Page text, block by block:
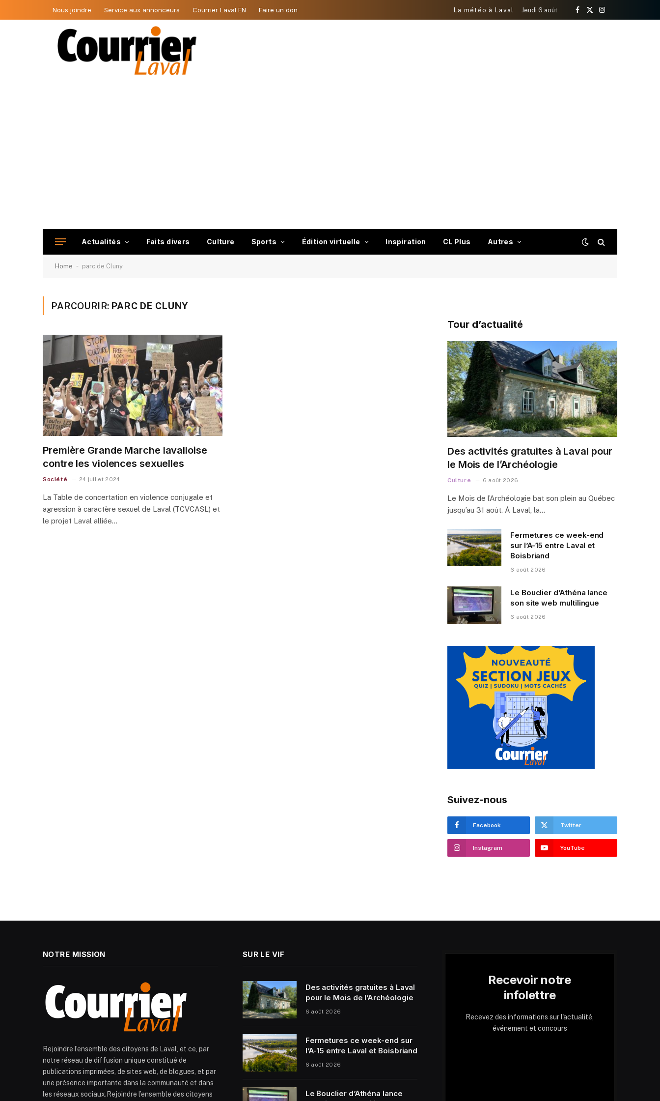
Nous joindre Service aux annonceurs Courrier Laval EN Faire un don La météo à Laval Jeudi 6 août
Facebook
X
Instagram
Actualités Faits divers Culture Sports Édition virtuelle Inspiration CL Plus Autres
Home - parc de Cluny
PARCOURIR: PARC DE CLUNY
Première Grande Marche lavalloise
contre les violences sexuelles
Société 24 juillet 2024
La Table de concertation en violence conjugale et
agression à caractère sexuel de Laval (TCVCASL) et
le projet Laval alliée…
Tour d’actualité
Des activités gratuites à Laval pour
le Mois de l’Archéologie
Culture 6 août 2026
Le Mois de l’Archéologie bat son plein au Québec
jusqu’au 31 août. À Laval, la…
Fermetures ce week-end
sur l’A-15 entre Laval et
Boisbriand
6 août 2026
Le Bouclier d’Athéna lance
son site web multilingue
6 août 2026
Suivez-nous
Facebook Twitter
Instagram YouTube
NOTRE MISSION
Rejoindre l’ensemble des citoyens de Laval, et ce, par
notre réseau de diffusion unique constitué de
publications imprimées, de sites web, de blogues, et par
une présence importante dans la communauté et dans
les réseaux sociaux.Rejoindre l’ensemble des citoyens
SUR LE VIF
Des activités gratuites à Laval
pour le Mois de l’Archéologie
6 août 2026
Fermetures ce week-end sur
l’A-15 entre Laval et Boisbriand
6 août 2026
Le Bouclier d’Athéna lance
Recevoir notre
infolettre
Recevez des informations sur l'actualité,
événement et concours